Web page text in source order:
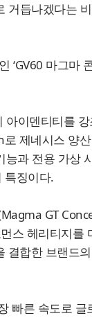
거듭나겠다는
‘GV60 마그마
이덴티티를
제네시스 양
과 전용 가상
특징이다.
GT
스 헤리티지를
결합한 브랜드
빠른 속도로 글